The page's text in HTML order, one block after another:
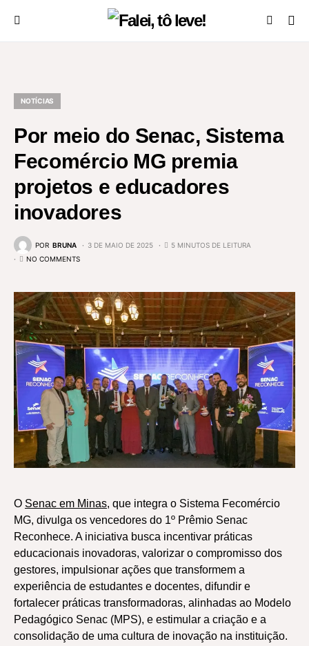
NOTÍCIAS
Por meio do Senac, Sistema
Fecomércio MG premia
projetos e educadores
inovadores
POR BRUNA 3 DE MAIO DE 2025
5 MINUTOS DE LEITURA
NO COMMENTS
O Senac em Minas, que integra o Sistema Fecomércio
MG, divulga os vencedores do 1º Prêmio Senac
Reconhece. A iniciativa busca incentivar práticas
educacionais inovadoras, valorizar o compromisso dos
gestores, impulsionar ações que transformem a
experiência de estudantes e docentes, difundir e
fortalecer práticas transformadoras, alinhadas ao Modelo
Pedagógico Senac (MPS), e estimular a criação e a
consolidação de uma cultura de inovação na instituição.